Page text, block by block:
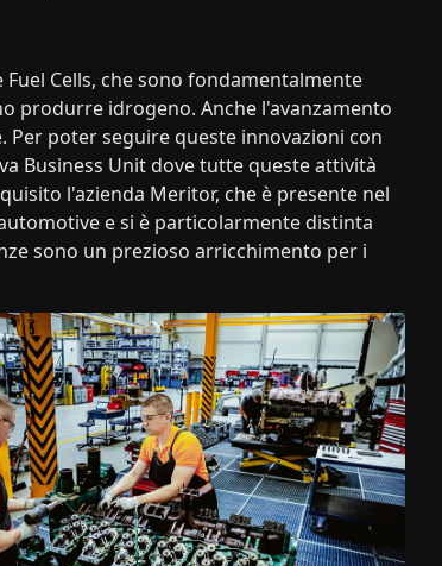
Cells, che sono fondamentalmente
produrre idrogeno. Anche l'avanzamento
poter seguire queste innovazioni con
Business Unit dove tutte queste attività
l'azienda Meritor, che è presente nel
e si è particolarmente distinta
sono un prezioso arricchimento per i